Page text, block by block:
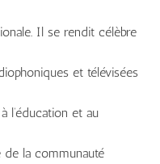
Il se rendit célèbre
et télévisées
l’éducation et au
de la communauté